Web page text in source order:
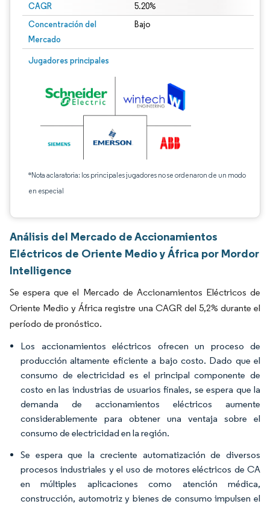
CAGR 5.20%
Concentración del
Mercado
Bajo
Jugadores principales
*Nota aclaratoria: los principales jugadores no se ordenaron de un modo
en especial
Análisis del Mercado de Accionamientos
Eléctricos de Oriente Medio y África por Mordor
Intelligence
Se espera que el Mercado de Accionamientos Eléctricos de
Oriente Medio y África registre una CAGR del 5,2% durante el
período de pronóstico.
Los accionamientos eléctricos ofrecen un proceso de
producción altamente eficiente a bajo costo. Dado que el
consumo de electricidad es el principal componente de
costo en las industrias de usuarios finales, se espera que la
demanda de accionamientos eléctricos aumente
considerablemente para obtener una ventaja sobre el
consumo de electricidad en la región.
Se espera que la creciente automatización de diversos
procesos industriales y el uso de motores eléctricos de CA
en múltiples aplicaciones como atención médica,
construcción, automotriz y bienes de consumo impulsen el